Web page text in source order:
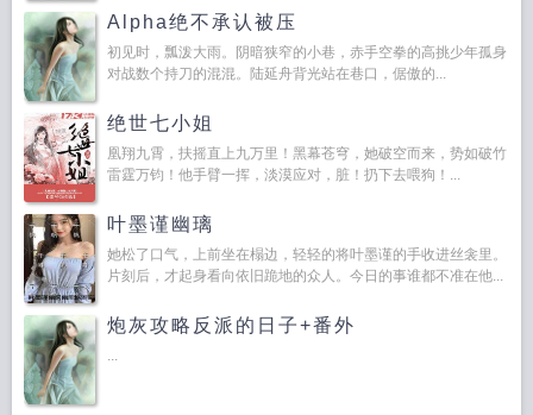
Alpha绝不承认被压
初见时，瓢泼大雨。阴暗狭窄的小巷，赤手空拳的高挑少年孤身
对战数个持刀的混混。陆延舟背光站在巷口，倨傲的...
绝世七小姐
凰翔九霄，扶摇直上九万里！黑幕苍穹，她破空而来，势如破竹
雷霆万钧！他手臂一挥，淡漠应对，脏！扔下去喂狗！...
叶墨谨幽璃
她松了口气，上前坐在榻边，轻轻的将叶墨谨的手收进丝衾里。
片刻后，才起身看向依旧跪地的众人。今日的事谁都不准在他...
炮灰攻略反派的日子+番外
...